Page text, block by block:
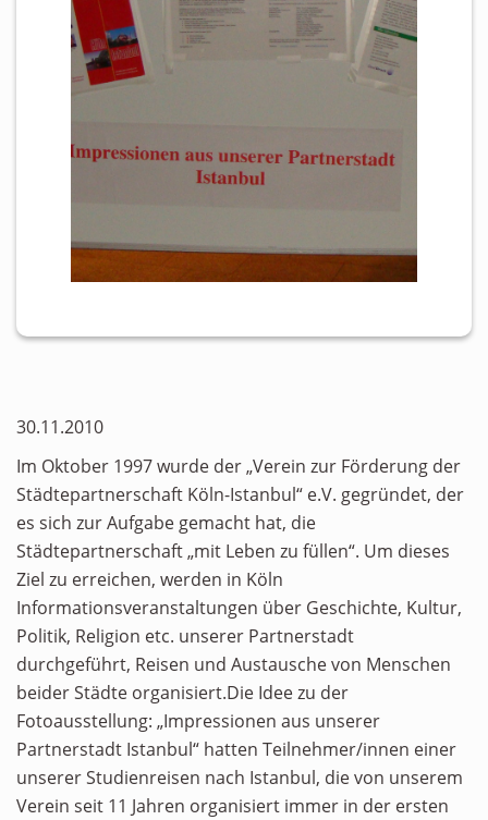
30.11.2010
Im Oktober 1997 wurde der „Verein zur Förderung der
Städtepartnerschaft Köln-Istanbul“ e.V. gegründet, der
es sich zur Aufgabe gemacht hat, die
Städtepartnerschaft „mit Leben zu füllen“. Um dieses
Ziel zu erreichen, werden in Köln
Informationsveranstaltungen über Geschichte, Kultur,
Politik, Religion etc. unserer Partnerstadt
durchgeführt, Reisen und Austausche von Menschen
beider Städte organisiert.Die Idee zu der
Fotoausstellung: „Impressionen aus unserer
Partnerstadt Istanbul“ hatten Teilnehmer/innen einer
unserer Studienreisen nach Istanbul, die von unserem
Verein seit 11 Jahren organisiert immer in der ersten